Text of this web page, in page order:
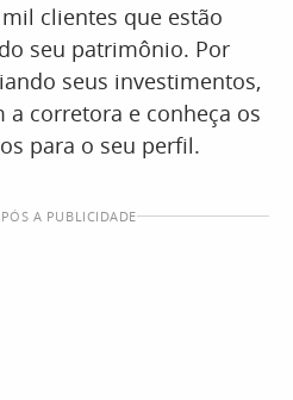
clientes que estão
seu patrimônio. Por
seus investimentos,
corretora e conheça os
para o seu perfil.
A PUBLICIDADE